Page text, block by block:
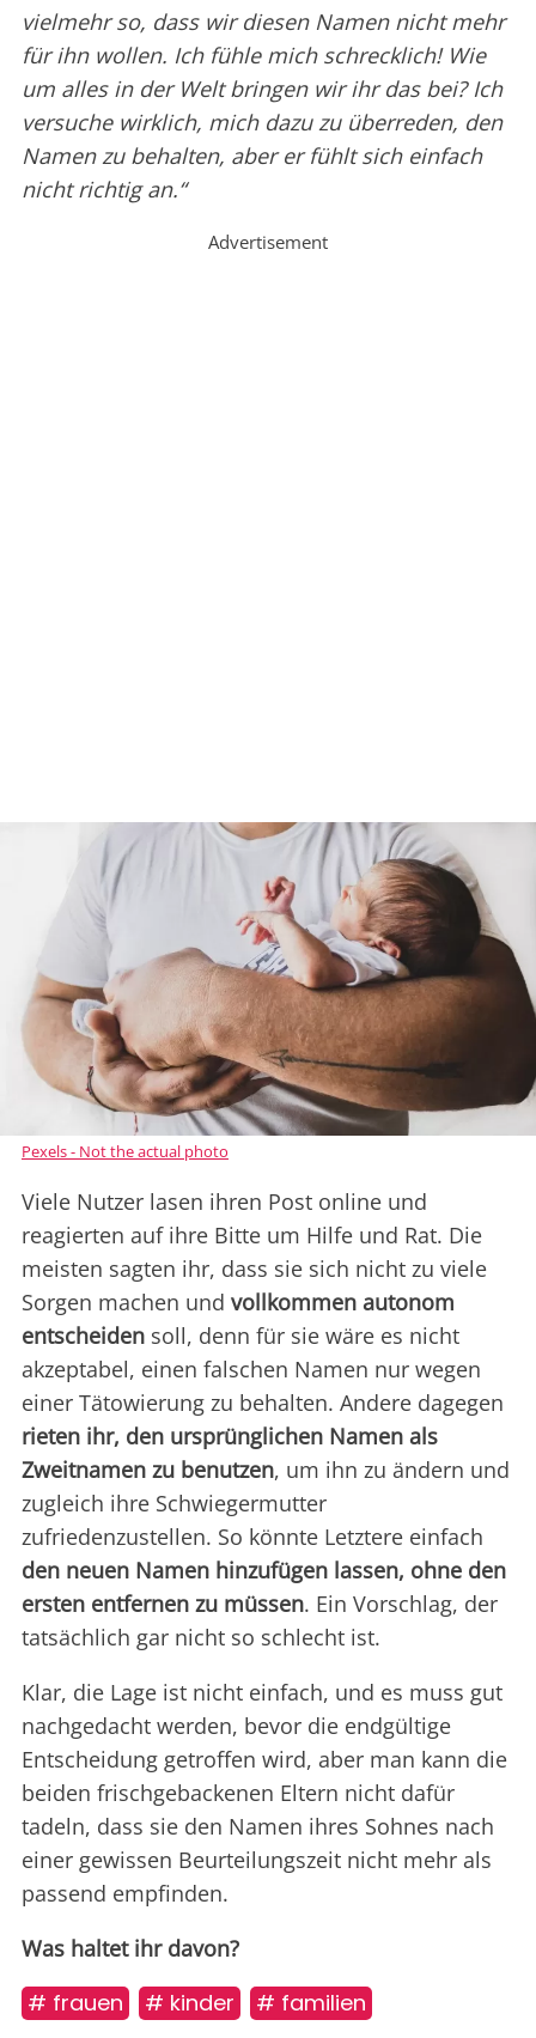
vielmehr so, dass wir diesen Namen nicht mehr
für ihn wollen. Ich fühle mich schrecklich! Wie
um alles in der Welt bringen wir ihr das bei? Ich
versuche wirklich, mich dazu zu überreden, den
Namen zu behalten, aber er fühlt sich einfach
nicht richtig an.“
Advertisement
Pexels - Not the actual photo
Viele Nutzer lasen ihren Post online und
reagierten auf ihre Bitte um Hilfe und Rat. Die
meisten sagten ihr, dass sie sich nicht zu viele
Sorgen machen und vollkommen autonom
entscheiden soll, denn für sie wäre es nicht
akzeptabel, einen falschen Namen nur wegen
einer Tätowierung zu behalten. Andere dagegen
rieten ihr, den ursprünglichen Namen als
Zweitnamen zu benutzen, um ihn zu ändern und
zugleich ihre Schwiegermutter
zufriedenzustellen. So könnte Letztere einfach
den neuen Namen hinzufügen lassen, ohne den
ersten entfernen zu müssen. Ein Vorschlag, der
tatsächlich gar nicht so schlecht ist.
Klar, die Lage ist nicht einfach, und es muss gut
nachgedacht werden, bevor die endgültige
Entscheidung getroffen wird, aber man kann die
beiden frischgebackenen Eltern nicht dafür
tadeln, dass sie den Namen ihres Sohnes nach
einer gewissen Beurteilungszeit nicht mehr als
passend empfinden.
Was haltet ihr davon?
# frauen # kinder # familien